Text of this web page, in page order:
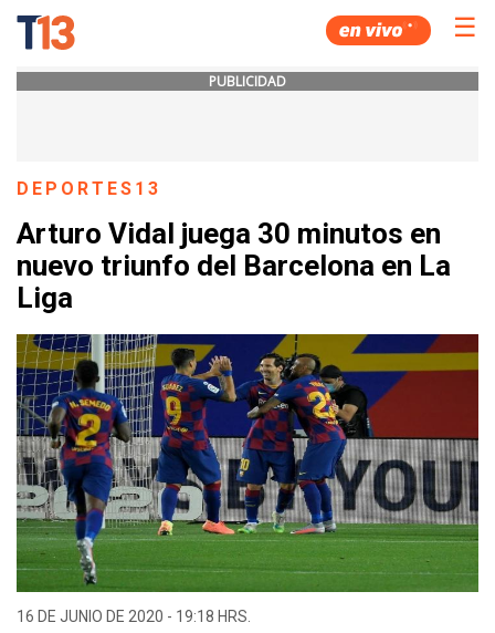
☰
PUBLICIDAD
DEPORTES13
Arturo Vidal juega 30 minutos en
nuevo triunfo del Barcelona en La
Liga
16 DE JUNIO DE 2020 - 19:18 HRS.